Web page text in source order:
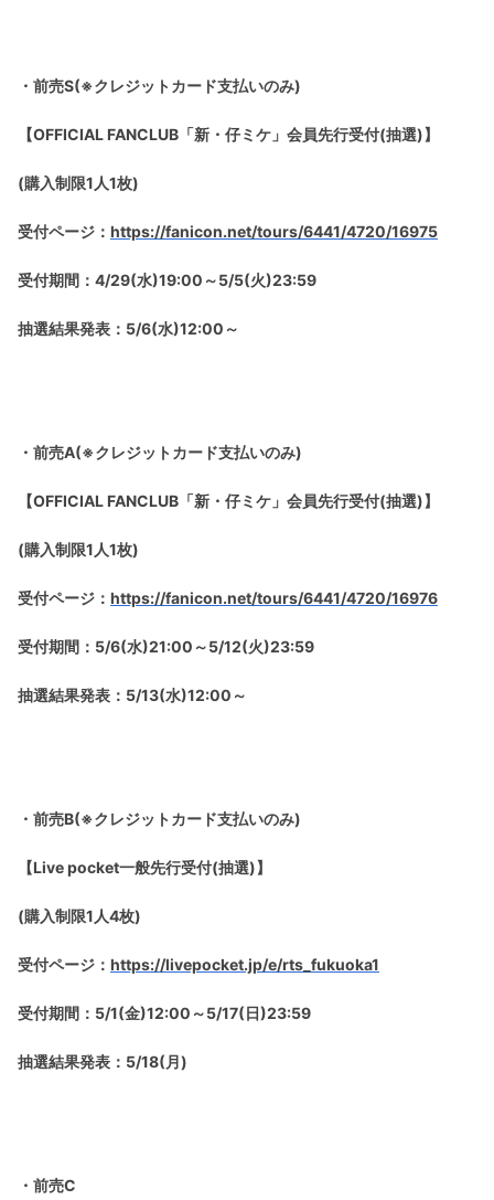
・前売S(※クレジットカード支払いのみ)
【OFFICIAL FANCLUB「新・仔ミケ」会員先行受付(抽選)】
(購入制限1人1枚)
受付ページ： https://fanicon.net/tours/6441/4720/16975
受付期間：4/29(水)19:00～5/5(火)23:59
抽選結果発表：5/6(水)12:00～
・前売A(※クレジットカード支払いのみ)
【OFFICIAL FANCLUB「新・仔ミケ」会員先行受付(抽選)】
(購入制限1人1枚)
受付ページ： https://fanicon.net/tours/6441/4720/16976
受付期間：5/6(水)21:00～5/12(火)23:59
抽選結果発表：5/13(水)12:00～
・前売B(※クレジットカード支払いのみ)
【Live pocket一般先行受付(抽選)】
(購入制限1人4枚)
受付ページ： https://livepocket.jp/e/rts_fukuoka1
受付期間：5/1(金)12:00～5/17(日)23:59
抽選結果発表：5/18(月)
・前売C